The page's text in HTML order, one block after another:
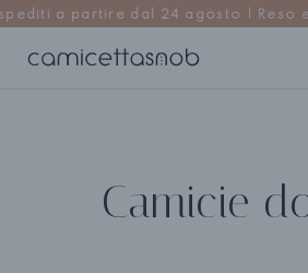
entro 14 giorni
Camicie